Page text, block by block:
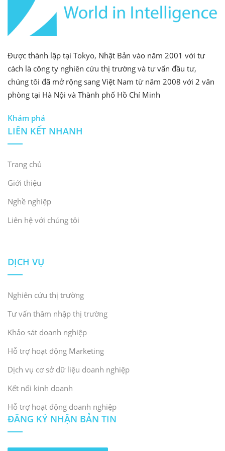
Thống kê (2024). Thị trường bán dẫn ở Việt
Nam
Truy cập
[2]Cổng thông tin điện tử Chính phủ (2024). Chiến lược
phát triển ngành công nghiệp bán dẫn Việt Nam đến
năm 2030 và tầm nhìn đến năm 2050Truy cập>
Thông tin về Đất hiếm
[4]FPT (2024). Chất bán dẫn
VnEconomy (2023). FPT dự kiến sẽ cung cấp 25
triệu Chip
Trung Quốc sẽ vận hành nhà máy 260 triệu đô la tại
[7]Tin tức Chính phủ (2022). Samsung tăng vốn đầu tư
thêm 920 triệu đô la Mỹ
[8]Doanh Nhân & Pháp Luật (2024). Hana Micro có kế
hoạch tăng vốn đầu tưTruy cập
CafeF (2025). Viettel dự kiến xây dựng nhà máy sản
xuất chất bán dẫn vào năm 2030
(2025). Amkor Technology tăng gấp ba sản lượng vào
năm 2025Truy cập>
[11]VnExpress (2023). Intel không có kế hoạch đầu tư
Được thành lập tại Tokyo, Nhật Bản vào năm 2001 với tư
cách là công ty nghiên cứu thị trường và tư vấn đầu tư,
chúng tôi đã mở rộng sang Việt Nam từ năm 2008 với 2 văn
phòng tại Hà Nội và Thành phố Hồ Chí Minh
Khám phá
LIÊN KẾT NHANH
Trang chủ
Giới thiệu
Nghề nghiệp
Liên hệ với chúng tôi
DỊCH VỤ
Nghiên cứu thị trường
Tư vấn thâm nhập thị trường
Khảo sát doanh nghiệp
Hỗ trợ hoạt động Marketing
Dịch vụ cơ sở dữ liệu doanh nghiệp
Kết nối kinh doanh
Hỗ trợ hoạt động doanh nghiệp
ĐĂNG KÝ NHẬN BẢN TIN